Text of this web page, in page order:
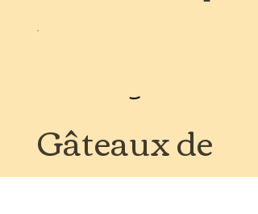
Gâteaux de
voyage